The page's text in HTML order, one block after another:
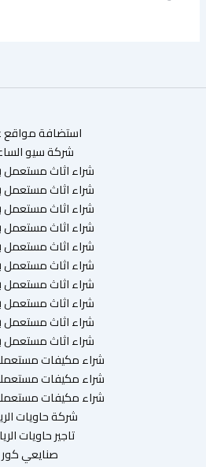
استضافة مواقع
شركة سيو
شراء اثاث مستعمل
شراء اثاث مستعمل
شراء اثاث مستعمل
شراء اثاث مستعمل
شراء اثاث مستعمل
شراء اثاث مستعمل
شراء اثاث مستعمل
شراء اثاث مستعمل
شراء اثاث مستعمل
شراء اثاث مستعمل
شراء مكيفات
شراء مكيفات
شراء مكيفات
شركة حاويات
تاجير حاويات
صنايعي كور